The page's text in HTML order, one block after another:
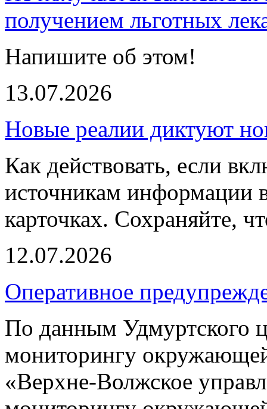
получением льготных
Напишите об этом!
13.07.2026
Новые реалии диктуют
Как действовать, если
источникам информации
карточках. Сохраняйте,
12.07.2026
Оперативное
По данным Удмуртского
мониторингу
«Верхне-Волжское